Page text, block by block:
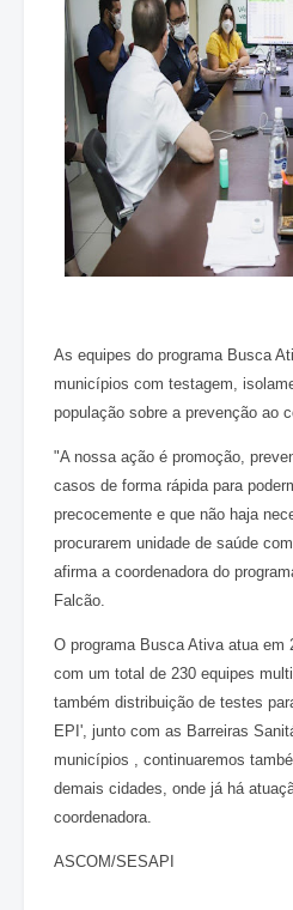
As equipes do programa Busca
municípios com testagem,
população sobre a prevenção ao
"A nossa ação é promoção,
casos de forma rápida para
precocemente e que não haja
procurarem unidade de saúde
afirma a coordenadora do
Falcão.
O programa Busca Ativa atua
com um total de 230 equipes
também distribuição de testes
EPI', junto com as Barreiras
municípios , continuaremos
demais cidades, onde já há
coordenadora.
ASCOM/SESAPI